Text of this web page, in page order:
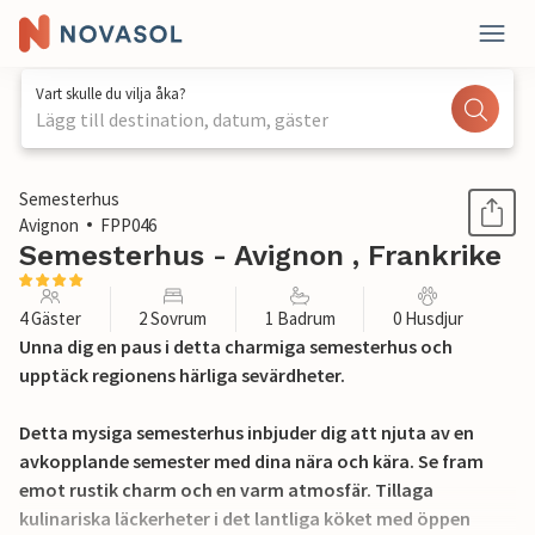
Vart skulle du vilja åka?
Lägg till destination, datum, gäster
1 / 21
Semesterhus
Avignon
FPP046
Semesterhus - Avignon , Frankrike
4 Gäster 2 Sovrum 1 Badrum 0 Husdjur
Unna dig en paus i detta charmiga semesterhus och
upptäck regionens härliga sevärdheter.
Detta mysiga semesterhus inbjuder dig att njuta av en
avkopplande semester med dina nära och kära. Se fram
emot rustik charm och en varm atmosfär. Tillaga
kulinariska läckerheter i det lantliga köket med öppen